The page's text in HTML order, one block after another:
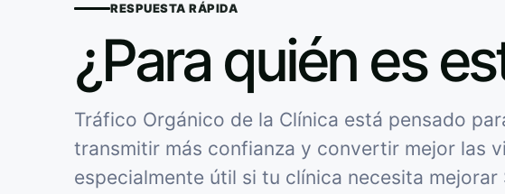
RESPUESTA RÁPIDA
¿Para quién es
Tráfico Orgánico de la Clínica está pensado
transmitir más confianza y convertir mejor las
especialmente útil si tu clínica necesita